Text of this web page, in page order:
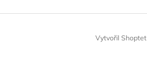
Vytvořil Shoptet